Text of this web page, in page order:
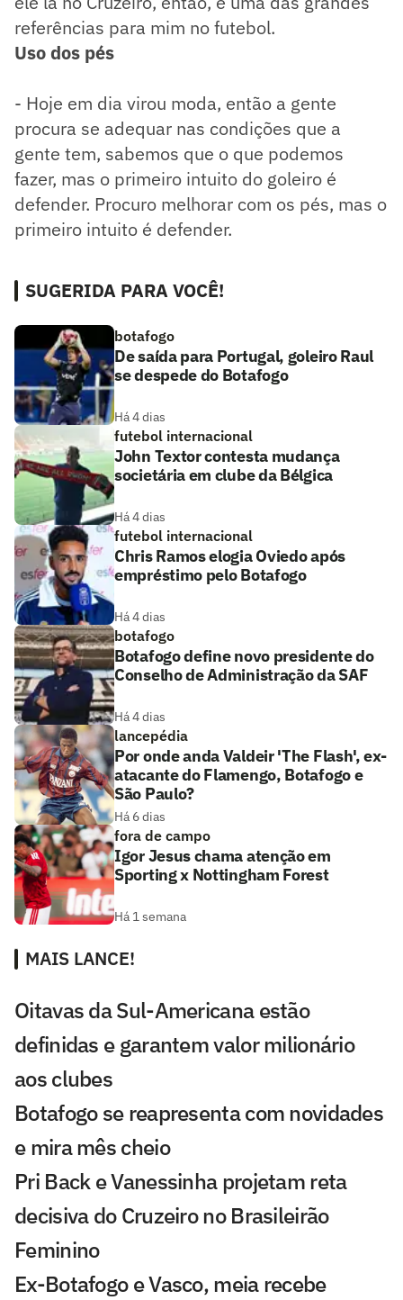
referências para mim no futebol.
Uso dos pés
- Hoje em dia virou moda, então a gente
procura se adequar nas condições que a
gente tem, sabemos que o que podemos
fazer, mas o primeiro intuito do goleiro é
defender. Procuro melhorar com os pés, mas o
primeiro intuito é defender.
SUGERIDA PARA VOCÊ!
botafogo
De saída para Portugal, goleiro Raul
se despede do Botafogo
Há 4 dias
futebol internacional
John Textor contesta mudança
societária em clube da Bélgica
Há 4 dias
futebol internacional
Chris Ramos elogia Oviedo após
empréstimo pelo Botafogo
Há 4 dias
botafogo
Botafogo define novo presidente do
Conselho de Administração da SAF
Há 4 dias
lancepédia
Por onde anda Valdeir 'The Flash', ex-
atacante do Flamengo, Botafogo e
São Paulo?
Há 6 dias
fora de campo
Igor Jesus chama atenção em
Sporting x Nottingham Forest
Há 1 semana
MAIS LANCE!
Oitavas da Sul-Americana estão
definidas e garantem valor milionário
aos clubes
Botafogo se reapresenta com novidades
e mira mês cheio
Pri Back e Vanessinha projetam reta
decisiva do Cruzeiro no Brasileirão
Feminino
Ex-Botafogo e Vasco, meia recebe